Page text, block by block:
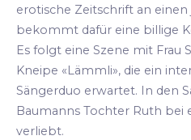
erotische Zeitschrift an
bekommt dafür eine billige
Es folgt eine Szene mit Frau
Kneipe «Lämmli», die ein
Sängerduo erwartet. In den
Baumanns Tochter Ruth
verliebt.